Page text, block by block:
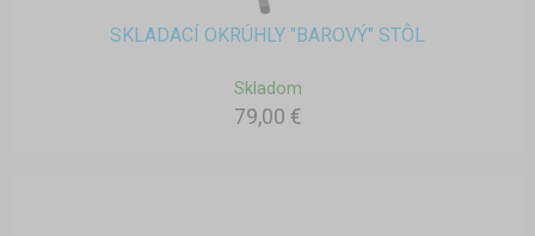
SKLADACÍ OKRÚHLY "BAROVÝ" STÔL
Skladom
79,00 €